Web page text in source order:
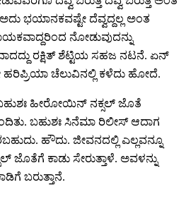
ಭಯಾನಕವಷ್ಟೇ ದೆವ್ವದ್ದಲ್ಲ ಅಂತ
ನೋಡುವುದನ್ನು
ರಕ್ಷಿತ್ ಶೆಟ್ಟಿಯ ಸಹಜ ನಟನೆ. ಏನ್
ಹರಿಪ್ರಿಯಾ ಚೆಲುವಿನಲ್ಲಿ ಕಳೆದು ಹೋದೆ.
ಹೀರೋಯಿನ್ ನಕ್ಸಲ್ ಜೊತೆ
ಬಹುಶಃ ಸಿನೆಮಾ ರಿಲೀಸ್ ಆದಾಗ
ಹೌದು. ಜೀವನದಲ್ಲಿ ಎಲ್ಲವನ್ನೂ
ಕಾಡು ಸೇರುತ್ತಾಳೆ. ಅವಳನ್ನು
ಬರುತ್ತಾನೆ.